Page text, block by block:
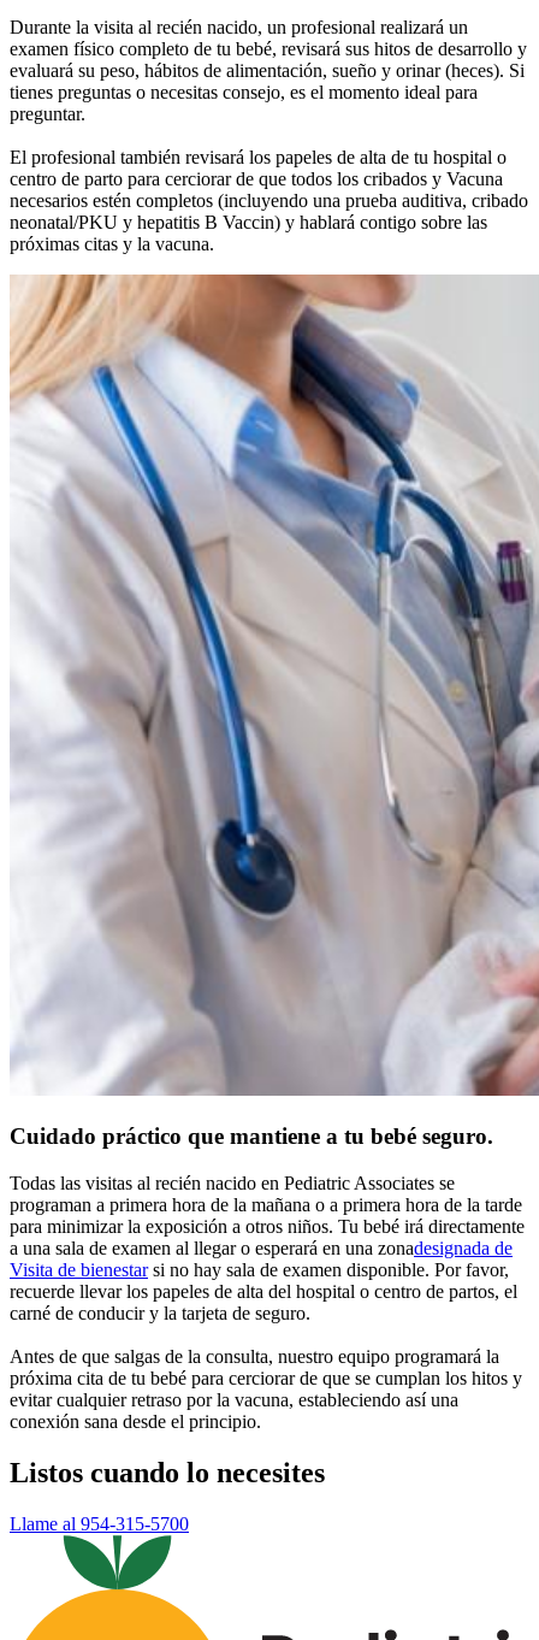
Durante la visita al recién nacido, un profesional realizará un
examen físico completo de tu bebé, revisará sus hitos de desarrollo y
evaluará su peso, hábitos de alimentación, sueño y orinar (heces). Si
tienes preguntas o necesitas consejo, es el momento ideal para
preguntar.
El profesional también revisará los papeles de alta de tu hospital o
centro de parto para cerciorar de que todos los cribados y Vacuna
necesarios estén completos (incluyendo una prueba auditiva, cribado
neonatal/PKU y hepatitis B Vaccin) y hablará contigo sobre las
próximas citas y la vacuna.
Cuidado práctico que mantiene a tu bebé seguro.
Todas las visitas al recién nacido en Pediatric Associates se
programan a primera hora de la mañana o a primera hora de la tarde
para minimizar la exposición a otros niños. Tu bebé irá directamente
a una sala de examen al llegar o esperará en una zonadesignada de
Visita de bienestarsi no hay sala de examen disponible. Por favor,
recuerde llevar los papeles de alta del hospital o centro de partos, el
carné de conducir y la tarjeta de seguro.
Antes de que salgas de la consulta, nuestro equipo programará la
próxima cita de tu bebé para cerciorar de que se cumplan los hitos y
evitar cualquier retraso por la vacuna, estableciendo así una
conexión sana desde el principio.
Listos cuando lo necesites
Llame al 954-315-5700